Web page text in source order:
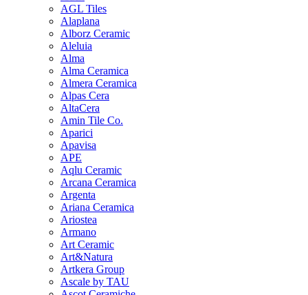
AGL Tiles
Alaplana
Alborz Ceramic
Aleluia
Alma
Alma Ceramica
Almera Ceramica
Alpas Cera
AltaCera
Amin Tile Co.
Aparici
Apavisa
APE
Aqlu Ceramic
Arcana Ceramica
Argenta
Ariana Ceramica
Ariostea
Armano
Art Ceramic
Art&Natura
Artkera Group
Ascale by TAU